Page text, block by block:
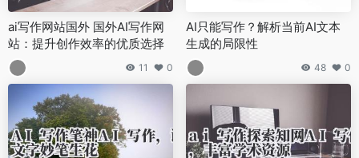
ai写作网站国外 国外AI写作网
站：提升创作效率的优质选择
11 0
AI只能写作？解析当前AI文本
生成的局限性
48 0